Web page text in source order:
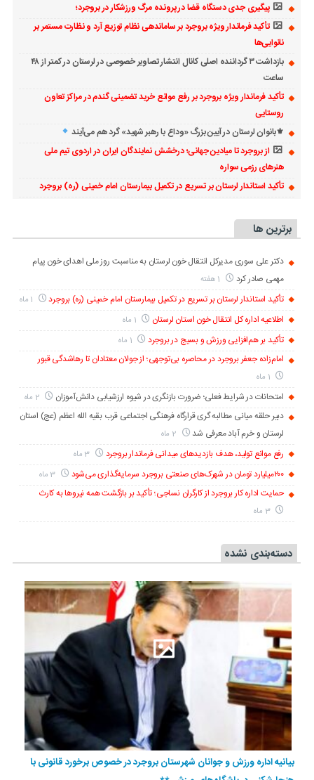
پیگیری جدی دستگاه قضا در پرونده مرگ ورزشکار در بروجرد؛
تأکید فرماندار ویژه بروجرد بر ساماندهی نظام توزیع آرد و نظارت مستمر بر
نانوایی‌ها
بازداشت ۳ گرداننده اصلی کانال انتشار تصاویر خصوصی در لرستان در کمتر از ۴۸
ساعت
تأکید فرماندار ویژه بروجرد بر رفع موانع خرید تضمینی گندم در مراکز تعاون
روستایی
⚜بانوان لرستان در آیین بزرگ «وداع با رهبر شهید» گرد هم می‌آیند
از بروجرد تا میادین جهانی؛ درخشش نمایندگان ایران در اردوی تیم ملی
هنرهای رزمی سواره
تأکید استاندار لرستان بر تسریع در تکمیل بیمارستان امام خمینی (ره) بروجرد
برترین ها
دکتر علی سوری مدیرکل انتقال خون لرستان به مناسبت روز ملی اهدای خون پیام
مهمی صادر کرد
تأکید استاندار لرستان بر تسریع در تکمیل بیمارستان امام خمینی (ره) بروجرد
اطلاعیه اداره کل انتقال خون استان لرستان
تأکید بر هم‌افزایی ورزش و بسیج در بروجرد
امام‌زاده جعفر بروجرد در محاصره بی‌توجهی؛ از جولان معتادان تا رهاشدگی قبور
امتحانات در شرایط فعلی؛ ضرورت بازنگری در شیوه ارزشیابی دانش‌آموزان
دبیر حلقه میانی مطالبه گری قرارگاه فرهنگی اجتماعی قرب بقیه الله اعظم (عج) استان
لرستان و خرم آباد معرفی شد
رفع موانع تولید، هدف بازدیدهای میدانی فرماندار بروجرد
۲۰۰میلیارد تومان در شهرک‌های صنعتی بروجرد سرمایه‌گذاری می‌شود
حمایت اداره کار بروجرد از کارگران نساجی؛ تأکید بر بازگشت همه نیروها به کارث
3 ماه
دسته‌بندی نشده
بیانیه اداره ورزش و جوانان شهرستان بروجرد در خصوص برخورد قانونی با